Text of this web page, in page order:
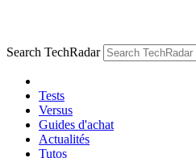
Search TechRadar
Tests
Versus
Guides d'achat
Actualités
Tutos